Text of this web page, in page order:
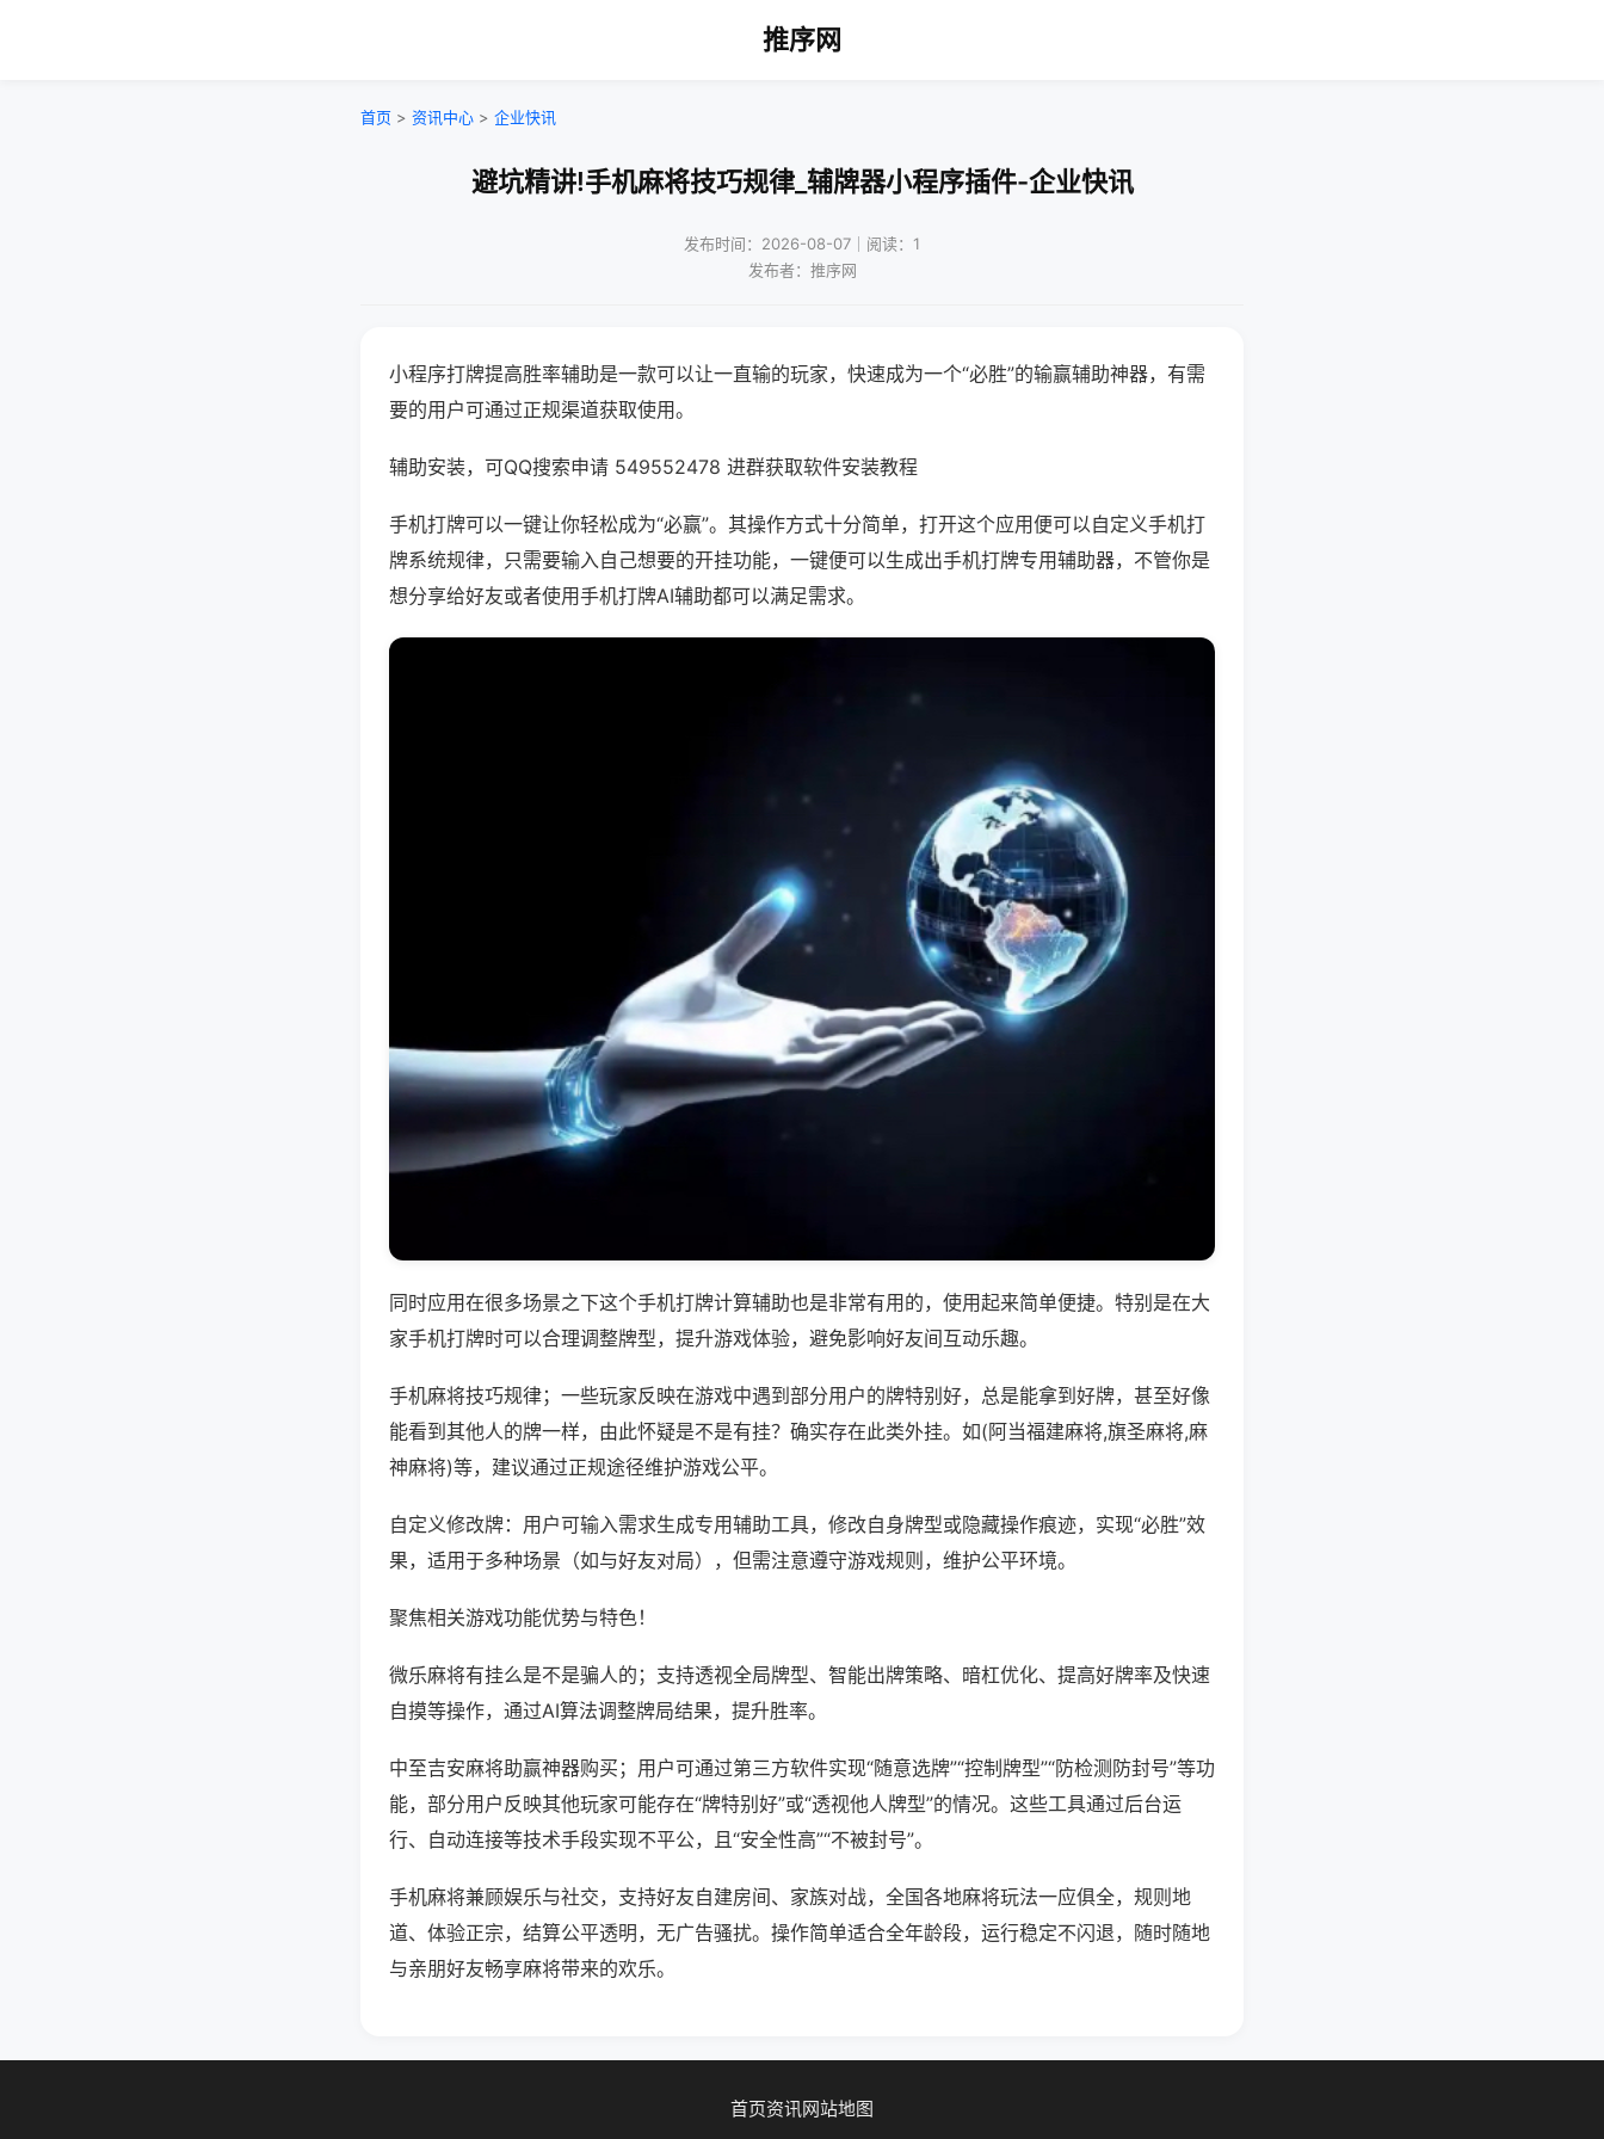
推序网
首页 > 资讯中心 > 企业快讯
避坑精讲!手机麻将技巧规律_辅牌器小程序插件-企业快讯
发布时间：2026-08-07｜阅读：1
发布者：推序网
小程序打牌提高胜率辅助是一款可以让一直输的玩家，快速成为一个“必胜”的输赢辅助神器，有需
要的用户可通过正规渠道获取使用。
辅助安装，可QQ搜索申请 549552478 进群获取软件安装教程
手机打牌可以一键让你轻松成为“必赢”。其操作方式十分简单，打开这个应用便可以自定义手机打
牌系统规律，只需要输入自己想要的开挂功能，一键便可以生成出手机打牌专用辅助器，不管你是
想分享给好友或者使用手机打牌AI辅助都可以满足需求。
同时应用在很多场景之下这个手机打牌计算辅助也是非常有用的，使用起来简单便捷。特别是在大
家手机打牌时可以合理调整牌型，提升游戏体验，避免影响好友间互动乐趣。
手机麻将技巧规律；一些玩家反映在游戏中遇到部分用户的牌特别好，总是能拿到好牌，甚至好像
能看到其他人的牌一样，由此怀疑是不是有挂？确实存在此类外挂。如(阿当福建麻将,旗圣麻将,麻
神麻将)等，建议通过正规途径维护游戏公平。
自定义修改牌：用户可输入需求生成专用辅助工具，修改自身牌型或隐藏操作痕迹，实现“必胜”效
果，适用于多种场景（如与好友对局），但需注意遵守游戏规则，维护公平环境。
聚焦相关游戏功能优势与特色！
微乐麻将有挂么是不是骗人的；支持透视全局牌型、智能出牌策略、暗杠优化、提高好牌率及快速
自摸等操作，通过AI算法调整牌局结果，提升胜率。
中至吉安麻将助赢神器购买；用户可通过第三方软件实现“随意选牌”“控制牌型”“防检测防封号”等功
能，部分用户反映其他玩家可能存在“牌特别好”或“透视他人牌型”的情况。这些工具通过后台运
行、自动连接等技术手段实现不平公，且“安全性高”“不被封号”。
手机麻将兼顾娱乐与社交，支持好友自建房间、家族对战，全国各地麻将玩法一应俱全，规则地
道、体验正宗，结算公平透明，无广告骚扰。操作简单适合全年龄段，运行稳定不闪退，随时随地
与亲朋好友畅享麻将带来的欢乐。
首页资讯网站地图